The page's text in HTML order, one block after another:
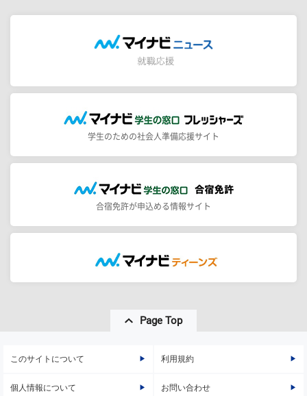
学生のための社会人準備応援サイト
合宿免許が申込める情報サイト
Page Top
このサイトについて 利用規約
個人情報について お問い合わせ